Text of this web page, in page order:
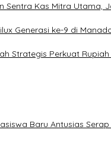
Sentra Kas Mitra Utama,
Generasi ke-9 di
Strategis Perkuat
Baru Antusias